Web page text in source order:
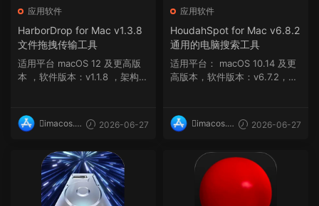
应用软件
HarborDrop for Mac v1.3.8
文件拖拽传输工具
适用平台 macOS 12 及更高版
本 ，软件版本：v1.1.8 ，架构：
imacos.t
2026-06-27
应用软件
HoudahSpot for Mac v6.8.2
通用的电脑搜索工具
适用平台： macOS 10.14 及更
高版本，软件版本：v6.7.2，架
imacos.t
2026-06-27